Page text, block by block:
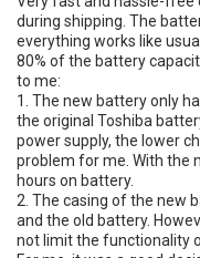
during shipping. The
everything works like
80% of the battery
to me:
1. The new battery only
the original Toshiba
power supply, the lower
problem for me. With the
hours on battery.
2. The casing of the new
and the old battery.
not limit the functionality